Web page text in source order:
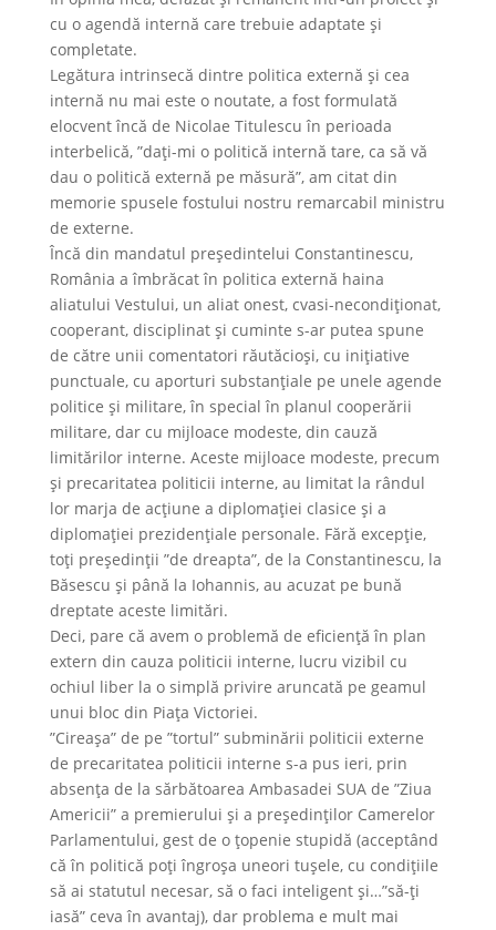
cu o agendă internă care trebuie adaptate şi
completate.
Legătura intrinsecă dintre politica externă şi cea
internă nu mai este o noutate, a fost formulată
elocvent încă de Nicolae Titulescu în perioada
interbelică, ”daţi-mi o politică internă tare, ca să vă
dau o politică externă pe măsură”, am citat din
memorie spusele fostului nostru remarcabil ministru
de externe.
Încă din mandatul preşedintelui Constantinescu,
România a îmbrăcat în politica externă haina
aliatului Vestului, un aliat onest, cvasi-necondiţionat,
cooperant, disciplinat şi cuminte s-ar putea spune
de către unii comentatori răutăcioşi, cu iniţiative
punctuale, cu aporturi substanţiale pe unele agende
politice şi militare, în special în planul cooperării
militare, dar cu mijloace modeste, din cauză
limitărilor interne. Aceste mijloace modeste, precum
şi precaritatea politicii interne, au limitat la rândul
lor marja de acţiune a diplomaţiei clasice şi a
diplomaţiei prezidenţiale personale. Fără excepţie,
toţi preşedinţii ”de dreapta”, de la Constantinescu, la
Băsescu şi până la Iohannis, au acuzat pe bună
dreptate aceste limitări.
Deci, pare că avem o problemă de eficienţă în plan
extern din cauza politicii interne, lucru vizibil cu
ochiul liber la o simplă privire aruncată pe geamul
unui bloc din Piaţa Victoriei.
”Cireaşa” de pe ”tortul” subminării politicii externe
de precaritatea politicii interne s-a pus ieri, prin
absenţa de la sărbătoarea Ambasadei SUA de ”Ziua
Americii” a premierului şi a preşedinţilor Camerelor
Parlamentului, gest de o ţopenie stupidă (acceptând
că în politică poţi îngroşa uneori tuşele, cu condiţiile
să ai statutul necesar, să o faci inteligent şi…”să-ţi
iasă” ceva în avantaj), dar problema e mult mai